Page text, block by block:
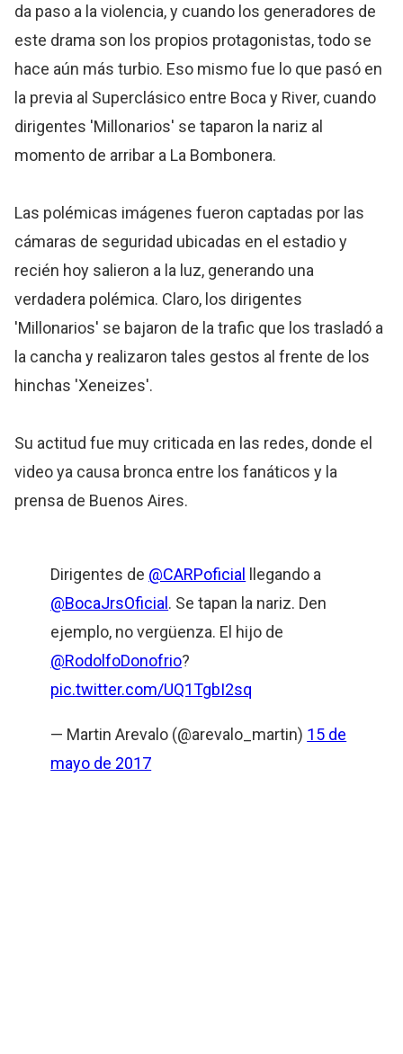
da paso a la violencia, y cuando los generadores de
este drama son los propios protagonistas, todo se
hace aún más turbio. Eso mismo fue lo que pasó en
la previa al Superclásico entre Boca y River, cuando
dirigentes 'Millonarios' se taparon la nariz al
momento de arribar a La Bombonera.
Las polémicas imágenes fueron captadas por las
cámaras de seguridad ubicadas en el estadio y
recién hoy salieron a la luz, generando una
verdadera polémica. Claro, los dirigentes
'Millonarios' se bajaron de la trafic que los trasladó a
la cancha y realizaron tales gestos al frente de los
hinchas 'Xeneizes'.
Su actitud fue muy criticada en las redes, donde el
video ya causa bronca entre los fanáticos y la
prensa de Buenos Aires.
Dirigentes de @CARPoficial llegando a
@BocaJrsOficial. Se tapan la nariz. Den
ejemplo, no vergüenza. El hijo de
@RodolfoDonofrio?
pic.twitter.com/UQ1TgbI2sq
— Martin Arevalo (@arevalo_martin) 15 de
mayo de 2017